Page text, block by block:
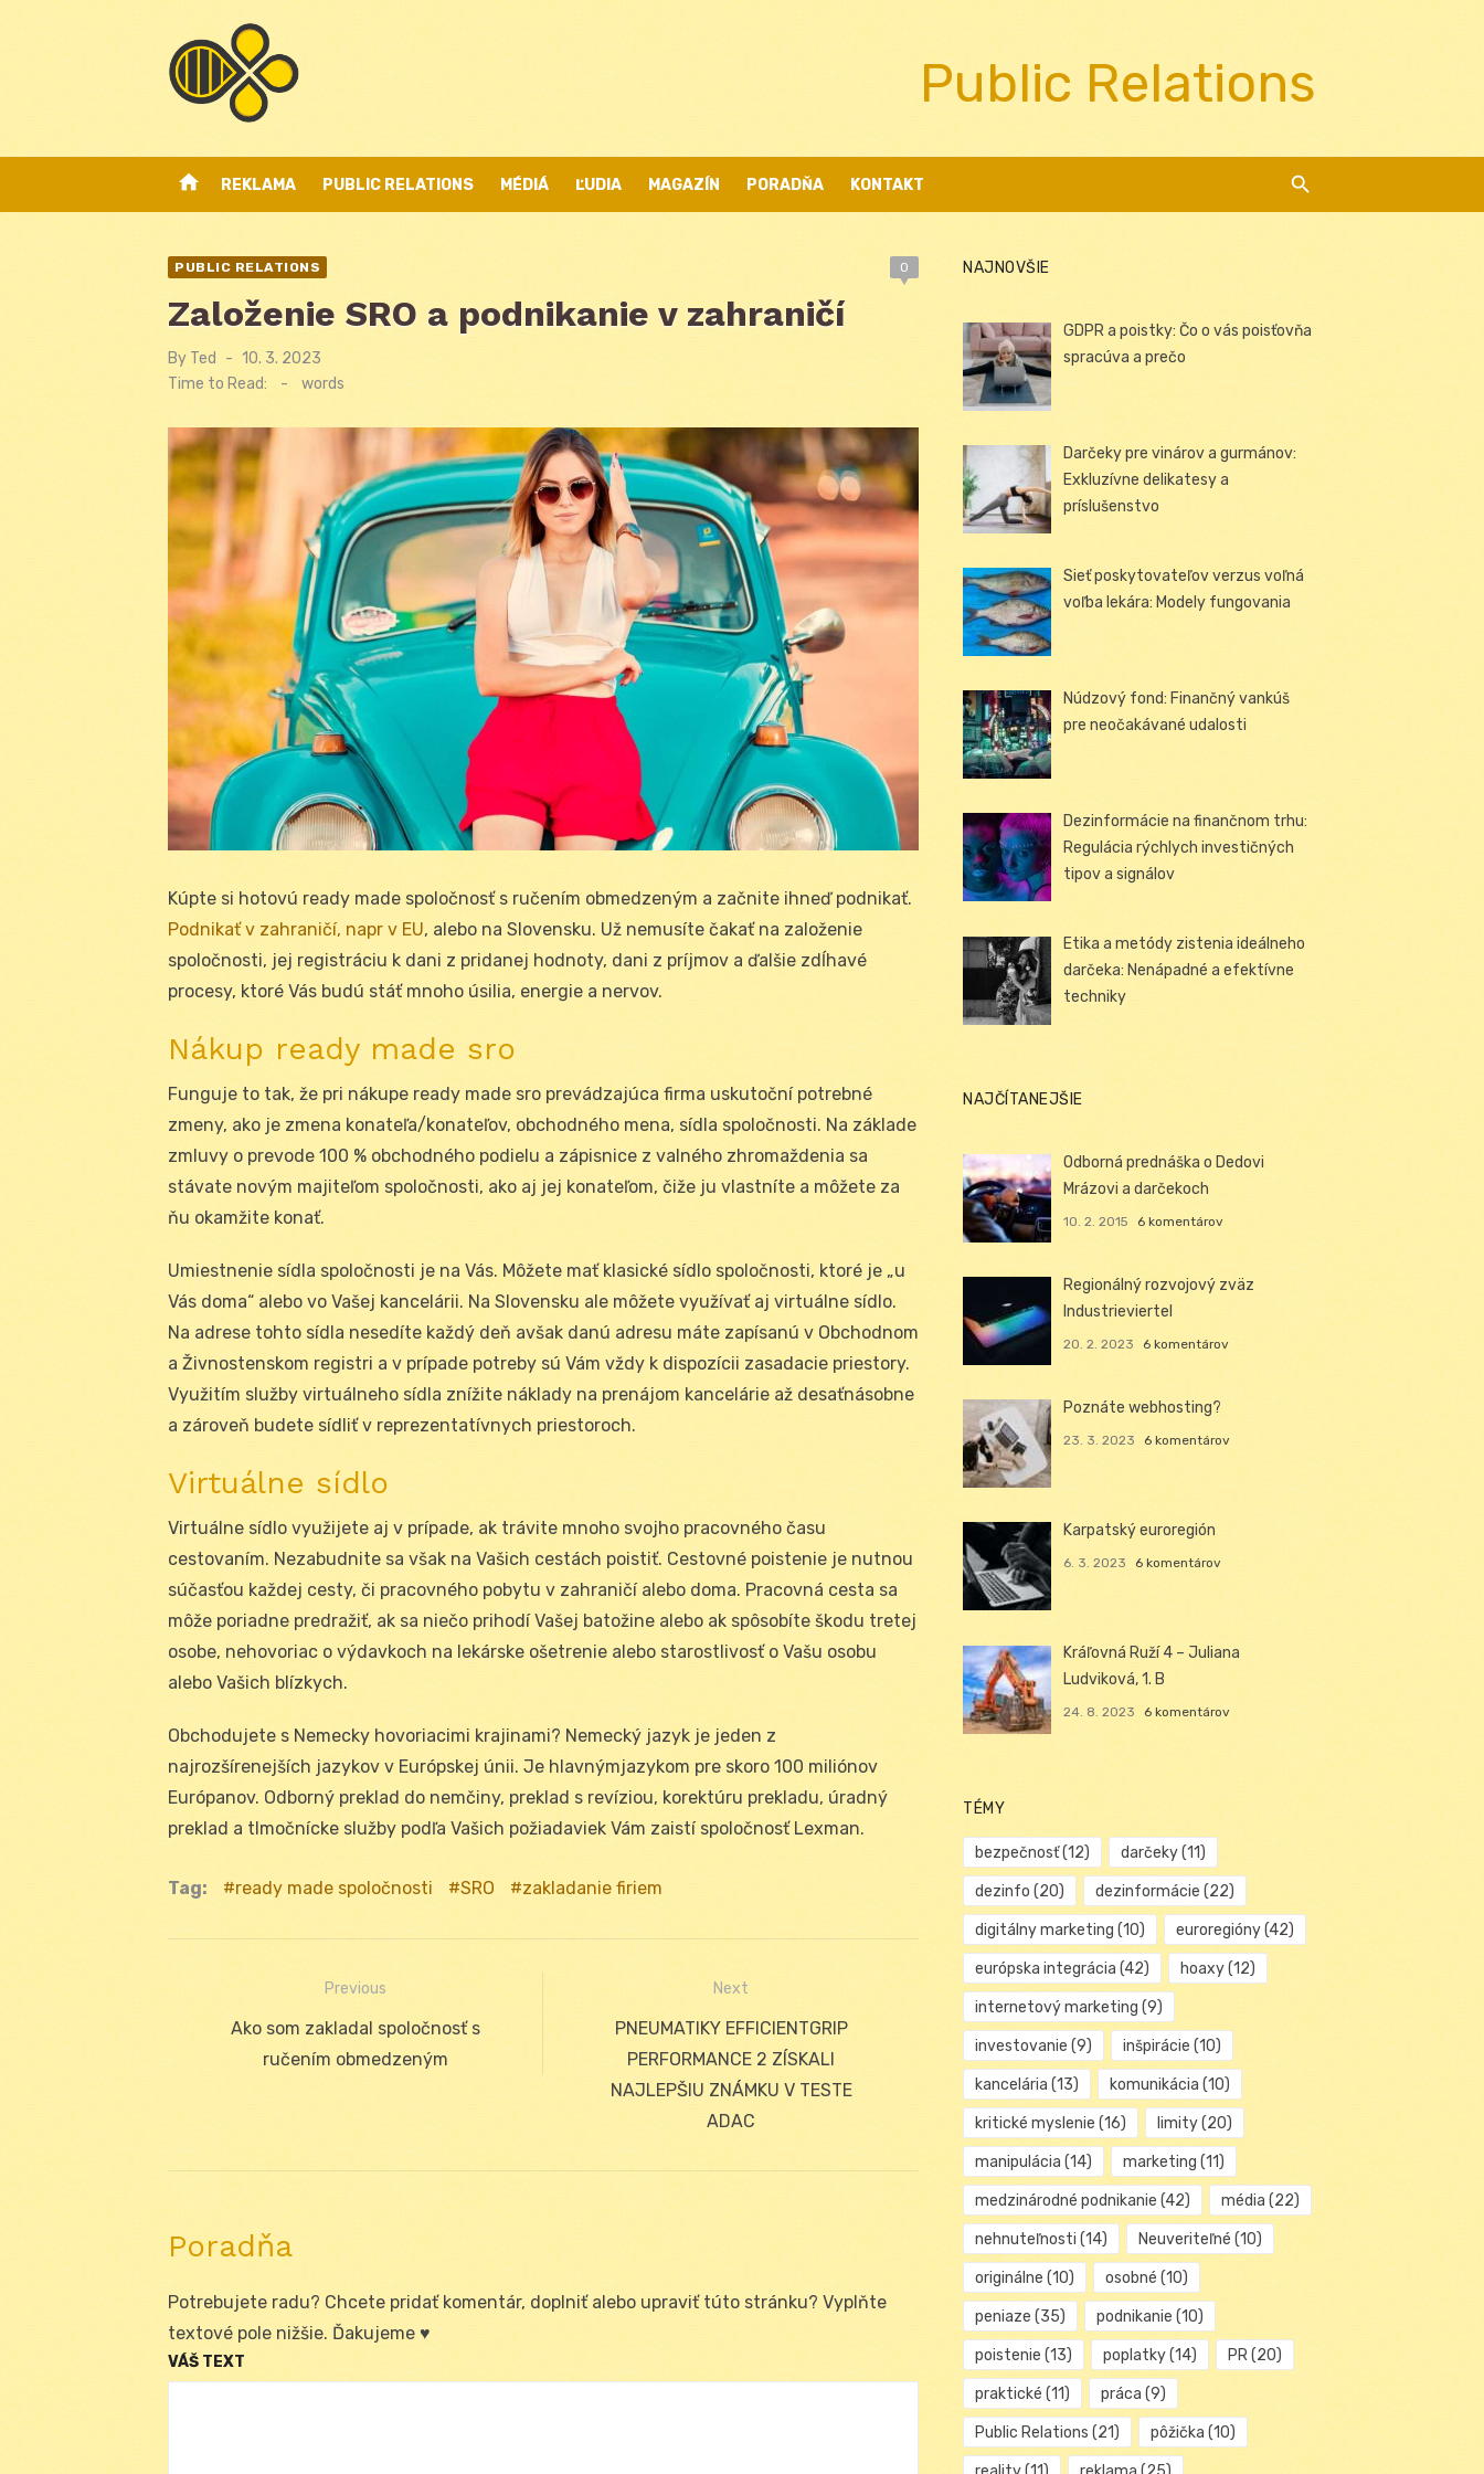
Public Relations
home REKLAMA PUBLIC RELATIONS MÉDIÁ ĽUDIA MAGAZÍN PORADŇA KONTAKT
PUBLIC RELATIONS 0
Založenie SRO a podnikanie v zahraničí
By Ted
Posted
on
10. 3. 2023
Time to Read:
- words
Kúpte si hotovú ready made spoločnosť s ručením obmedzeným a začnite ihneď podnikať.
Podnikať v zahraničí, napr v EU, alebo na Slovensku. Už nemusíte čakať na založenie
spoločnosti, jej registráciu k dani z pridanej hodnoty, dani z príjmov a ďalšie zdĺhavé
procesy, ktoré Vás budú stáť mnoho úsilia, energie a nervov.
Nákup ready made sro
Funguje to tak, že pri nákupe ready made sro prevádzajúca firma uskutoční potrebné
zmeny, ako je zmena konateľa/konateľov, obchodného mena, sídla spoločnosti. Na základe
zmluvy o prevode 100 % obchodného podielu a zápisnice z valného zhromaždenia sa
stávate novým majiteľom spoločnosti, ako aj jej konateľom, čiže ju vlastníte a môžete za
ňu okamžite konať.
Umiestnenie sídla spoločnosti je na Vás. Môžete mať klasické sídlo spoločnosti, ktoré je „u
Vás doma“ alebo vo Vašej kancelárii. Na Slovensku ale môžete využívať aj virtuálne sídlo.
Na adrese tohto sídla nesedíte každý deň avšak danú adresu máte zapísanú v Obchodnom
a Živnostenskom registri a v prípade potreby sú Vám vždy k dispozícii zasadacie priestory.
Využitím služby virtuálneho sídla znížite náklady na prenájom kancelárie až desaťnásobne
a zároveň budete sídliť v reprezentatívnych priestoroch.
Virtuálne sídlo
Virtuálne sídlo využijete aj v prípade, ak trávite mnoho svojho pracovného času
cestovaním. Nezabudnite sa však na Vašich cestách poistiť. Cestovné poistenie je nutnou
súčasťou každej cesty, či pracovného pobytu v zahraničí alebo doma. Pracovná cesta sa
môže poriadne predražiť, ak sa niečo prihodí Vašej batožine alebo ak spôsobíte škodu tretej
osobe, nehovoriac o výdavkoch na lekárske ošetrenie alebo starostlivosť o Vašu osobu
alebo Vašich blízkych.
Obchodujete s Nemecky hovoriacimi krajinami? Nemecký jazyk je jeden z
najrozšírenejších jazykov v Európskej únii. Je hlavnýmjazykom pre skoro 100 miliónov
Európanov. Odborný preklad do nemčiny, preklad s revíziou, korektúru prekladu, úradný
preklad a tlmočnícke služby podľa Vašich požiadaviek Vám zaistí spoločnosť Lexman.
Tag: ready made spoločnosti SRO zakladanie firiem
Navigácia
v
Previous
Previous
Ako som zakladal spoločnosť s
ručením obmedzeným
Next
Next
post:
PNEUMATIKY EFFICIENTGRIP
PERFORMANCE 2 ZÍSKALI
NAJLEPŠIU ZNÁMKU V TESTE
ADAC
Poradňa
Potrebujete radu? Chcete pridať komentár, doplniť alebo upraviť túto stránku? Vyplňte
textové pole nižšie. Ďakujeme ♥
VÁŠ TEXT
NAJNOVŠIE
GDPR a poistky: Čo o vás poisťovňa
spracúva a prečo
Darčeky pre vinárov a gurmánov:
Exkluzívne delikatesy a
príslušenstvo
Sieť poskytovateľov verzus voľná
voľba lekára: Modely fungovania
Núdzový fond: Finančný vankúš
pre neočakávané udalosti
Dezinformácie na finančnom trhu:
Regulácia rýchlych investičných
tipov a signálov
Etika a metódy zistenia ideálneho
darčeka: Nenápadné a efektívne
techniky
NAJČÍTANEJŠIE
Odborná prednáška o Dedovi
Mrázovi a darčekoch
10. 2. 2015 6 komentárov
Regionálný rozvojový zväz
Industrieviertel
20. 2. 2023 6 komentárov
Poznáte webhosting?
23. 3. 2023 6 komentárov
Karpatský euroregión
6. 3. 2023 6 komentárov
Kráľovná Ruží 4 – Juliana
Ludviková, 1. B
24. 8. 2023 6 komentárov
TÉMY
bezpečnosť(12) darčeky(11)
dezinfo (20) dezinformácie (22)
digitálny marketing (10) euroregióny(42)
európska integrácia (42) hoaxy(12)
internetový marketing (9)
investovanie (9) inšpirácie (10)
kancelária (13) komunikácia (10)
kritické myslenie (16) limity(20)
manipulácia (14) marketing (11)
medzinárodné podnikanie (42) média (22)
nehnuteľnosti (14) Neuveriteľné (10)
originálne (10) osobné (10)
peniaze (35) podnikanie (10)
poistenie (13) poplatky(14) PR(20)
praktické (11) práca (9)
Public Relations (21) pôžička (10)